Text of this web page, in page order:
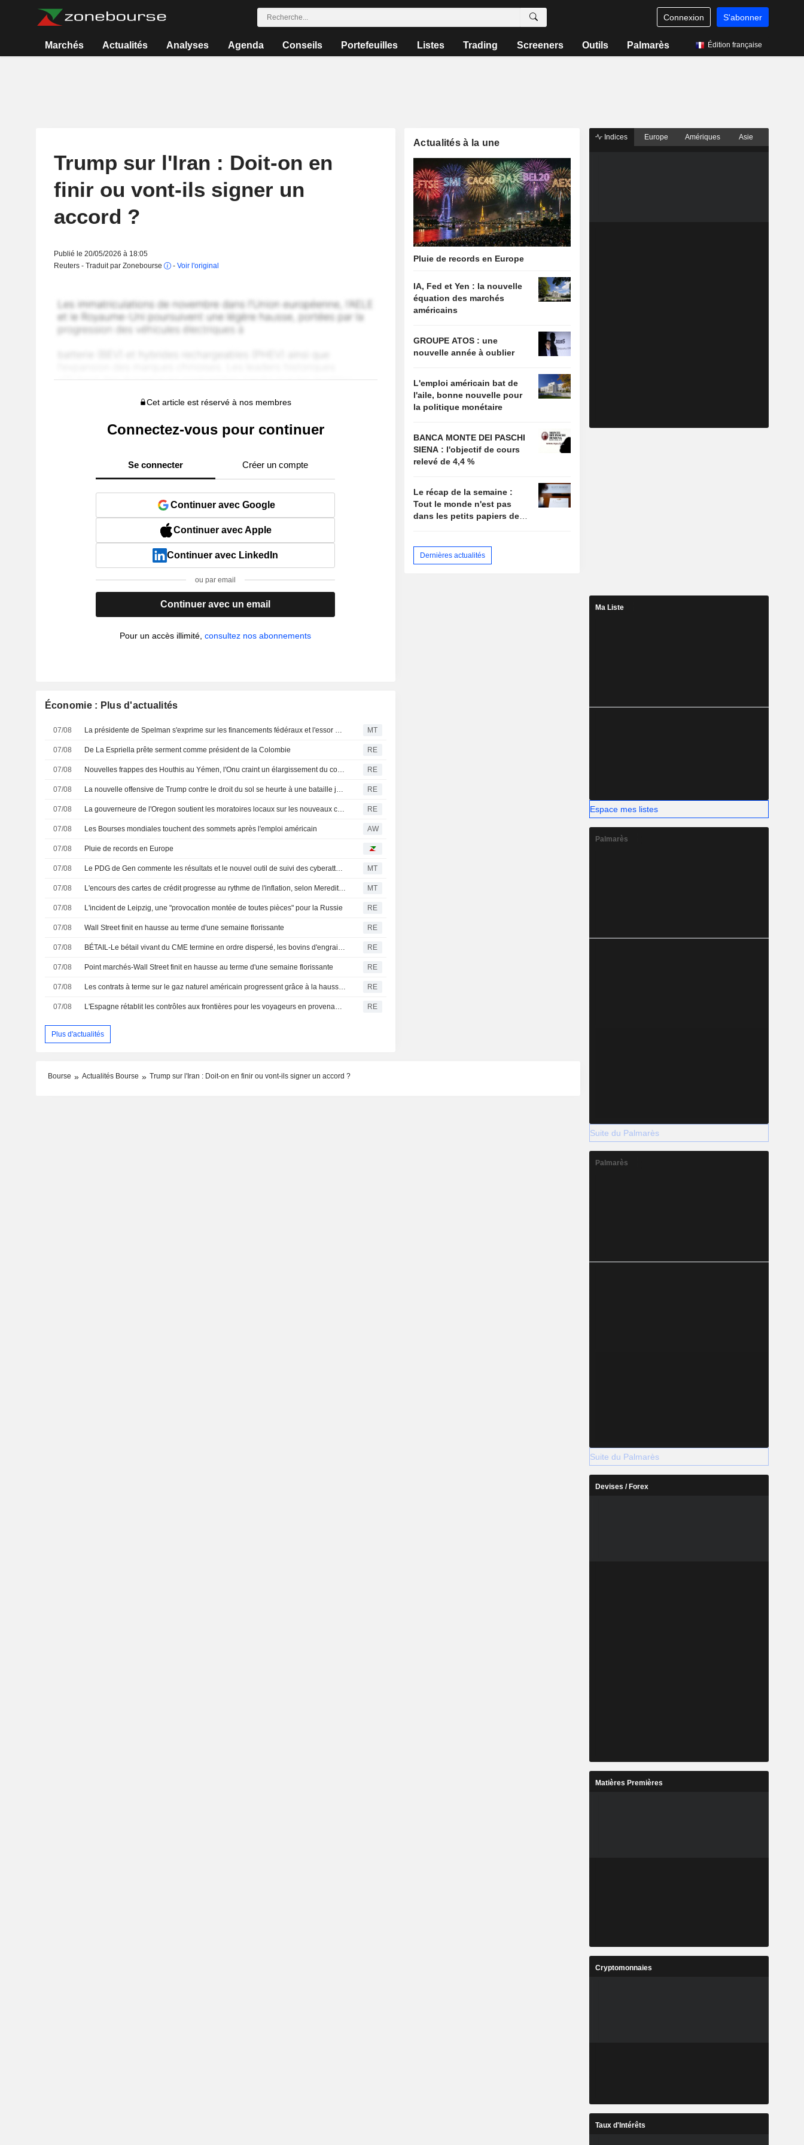
Connexion S'abonner
Marchés Actualités Analyses Agenda Conseils Portefeuilles Listes Trading Screeners Outils Palmarès Édition française
Trump sur l'Iran : Doit-on en
finir ou vont-ils signer un
accord ?
Publié le 20/05/2026 à 18:05
Reuters - Traduit par Zonebourse
- Voir l'original
Cet article est réservé à nos membres
Connectez-vous pour continuer
Se connecter Créer un compte
Continuer avec Google
Continuer avec Apple
Continuer avec LinkedIn
ou par email
Continuer avec un email
Pour un accès illimité,consultez nos abonnements
Économie : Plus d'actualités
07/08 La présidente de Spelman s'exprime sur les financements fédéraux et l'essor de l'IA MT
07/08 De La Espriella prête serment comme président de la Colombie RE
07/08 Nouvelles frappes des Houthis au Yémen, l'Onu craint un élargissement du conflit RE
07/08 La nouvelle offensive de Trump contre le droit du sol se heurte à une bataille juridique complexe RE
07/08 La gouverneure de l'Oregon soutient les moratoires locaux sur les nouveaux centres de données en attendant une révision législative RE
07/08 Les Bourses mondiales touchent des sommets après l'emploi américain AW
07/08 Pluie de records en Europe
07/08 Le PDG de Gen commente les résultats et le nouvel outil de suivi des cyberattaques MT
07/08 L'encours des cartes de crédit progresse au rythme de l'inflation, selon Meredith Whitney MT
07/08 L'incident de Leipzig, une "provocation montée de toutes pièces" pour la Russie RE
07/08 Wall Street finit en hausse au terme d'une semaine florissante RE
07/08 BÉTAIL-Le bétail vivant du CME termine en ordre dispersé, les bovins d'engraissement se raffermissent après une séance volatile RE
07/08 Point marchés-Wall Street finit en hausse au terme d'une semaine florissante RE
07/08 Les contrats à terme sur le gaz naturel américain progressent grâce à la hausse des flux d'exportation de GNL RE
07/08 L'Espagne rétablit les contrôles aux frontières pour les voyageurs en provenance d'Italie sur fond de crise migratoire RE
Plus d'actualités
Actualités à la une
Pluie de records en Europe
IA, Fed et Yen : la nouvelle
équation des marchés
américains
GROUPE ATOS : une
nouvelle année à oublier
L'emploi américain bat de
l'aile, bonne nouvelle pour
la politique monétaire
BANCA MONTE DEI PASCHI
SIENA : l'objectif de cours
relevé de 4,4 %
Le récap de la semaine :
Tout le monde n'est pas
dans les petits papiers de
Dernières actualités
Bourse Actualités Bourse Trump sur l'Iran : Doit-on en finir ou vont-ils signer un accord ?
Indices Europe Amériques Asie
Ma Liste
Espace mes listes
Palmarès
Suite du Palmarès
Palmarès
Suite du Palmarès
Devises / Forex
Matières Premières
Cryptomonnaies
Taux d'Intérêts